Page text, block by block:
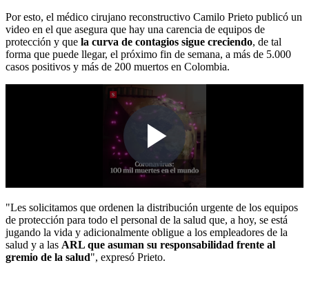
Por esto, el médico cirujano reconstructivo Camilo Prieto publicó un
video en el que asegura que hay una carencia de equipos de
protección y que la curva de contagios sigue creciendo, de tal
forma que puede llegar, el próximo fin de semana, a más de 5.000
casos positivos y más de 200 muertos en Colombia.
"Les solicitamos que ordenen la distribución urgente de los equipos
de protección para todo el personal de la salud que, a hoy, se está
jugando la vida y adicionalmente obligue a los empleadores de la
salud y a las ARL que asuman su responsabilidad frente al
gremio de la salud", expresó Prieto.